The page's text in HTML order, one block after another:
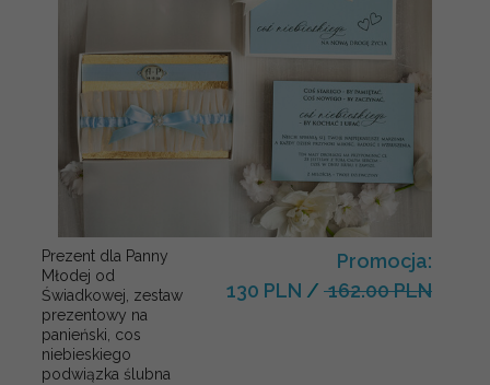
Prezent dla Panny
Młodej od
Świadkowej, zestaw
prezentowy na
panieński, cos
niebieskiego
podwiązka ślubna
Promocja:
130 PLN / 162.00 PLN